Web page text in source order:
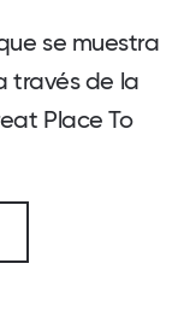
se muestra
través de la
Place To